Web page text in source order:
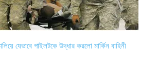
যেভাবে পাইলটকে উদ্ধার করলো মার্কিন বাহিনী